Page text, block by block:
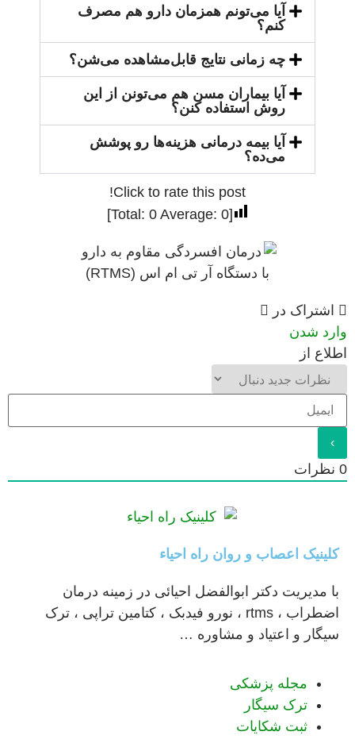
آیا می‌تونم همزمان دارو هم مصرف
کنم؟
چه زمانی نتایج قابل‌مشاهده می‌شن؟
آیا بیماران مسن هم می‌تونن از این
روش استفاده کنن؟
آیا بیمه درمانی هزینه‌ها رو پوشش
می‌ده؟
Click to rate this post!
0Average:0
]
در
شدن
از
اعصاب و روان راه احیاء
مدیریت دکتر ابوالفضل احیائی در زمینه درمان
اضطراب ، rtms ، نورو فیدبک ، کتامین تراپی ، ترک
و اعتیاد و مشاوره …
مجله پزشکی
ترک سیگار
ثبت شکایات